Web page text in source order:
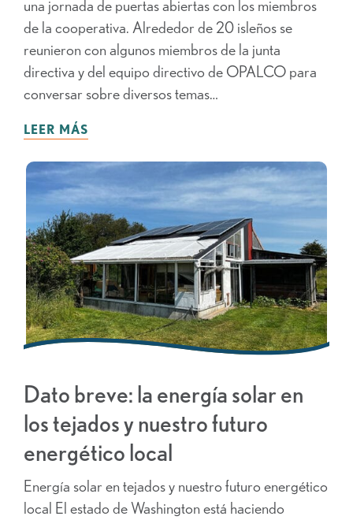
una jornada de puertas abiertas con los miembros
de la cooperativa. Alrededor de 20 isleños se
reunieron con algunos miembros de la junta
directiva y del equipo directivo de OPALCO para
conversar sobre diversos temas…
LEER MÁS
Dato breve: la energía solar en
los tejados y nuestro futuro
energético local
Energía solar en tejados y nuestro futuro energético
local El estado de Washington está haciendo